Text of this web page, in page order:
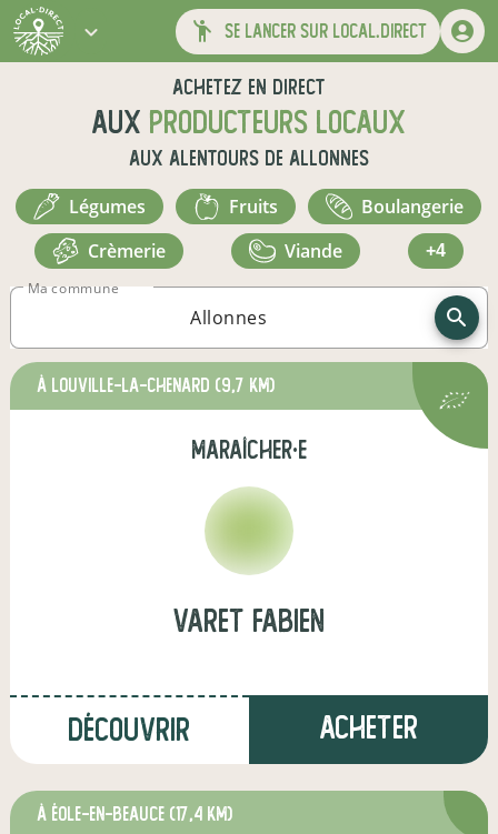
se lancer sur local.direct
Achetez en direct
aux producteurs locaux
aux alentours de Allonnes
légumes fruits
boulangerie
crèmerie
viande +4
Ma commune
à Louville-la-Chenard (9,7 km)
maraîcher·e
Varet Fabien
Découvrir Acheter
à Éole-en-Beauce (17,4 km)